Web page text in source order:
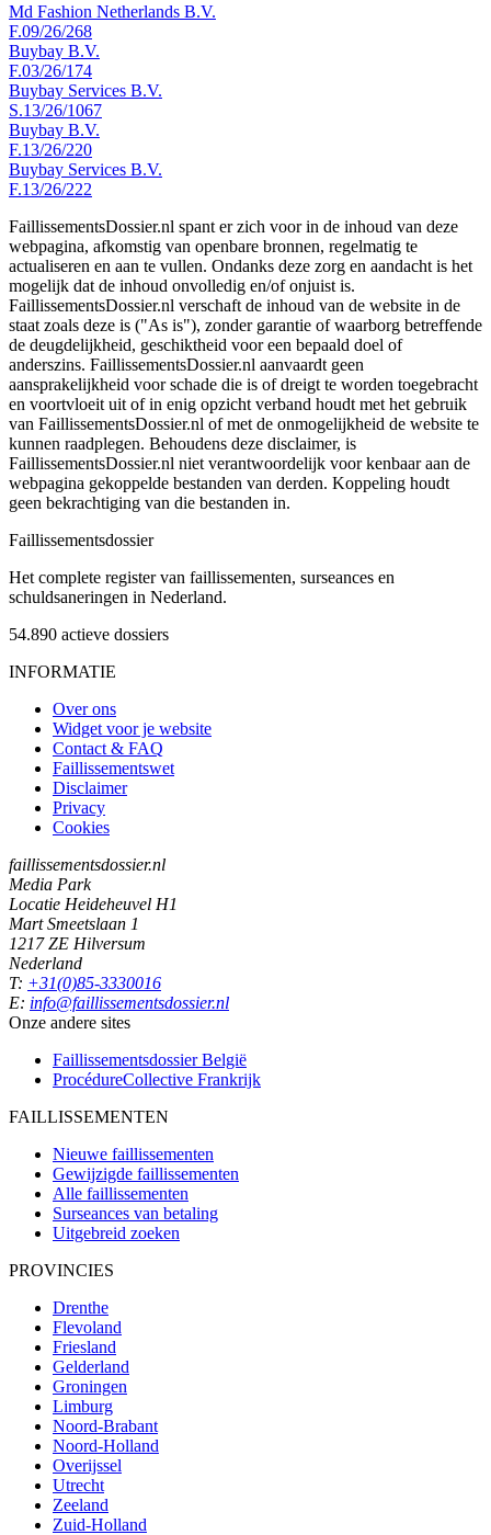
Md Fashion Netherlands B.V.
F.09/26/268
Buybay B.V.
F.03/26/174
Buybay Services B.V.
S.13/26/1067
Buybay B.V.
F.13/26/220
Buybay Services B.V.
F.13/26/222
FaillissementsDossier.nl spant er zich voor in de inhoud van deze
webpagina, afkomstig van openbare bronnen, regelmatig te
actualiseren en aan te vullen. Ondanks deze zorg en aandacht is het
mogelijk dat de inhoud onvolledig en/of onjuist is.
FaillissementsDossier.nl verschaft de inhoud van de website in de
staat zoals deze is ("As is"), zonder garantie of waarborg betreffende
de deugdelijkheid, geschiktheid voor een bepaald doel of
anderszins. FaillissementsDossier.nl aanvaardt geen
aansprakelijkheid voor schade die is of dreigt te worden toegebracht
en voortvloeit uit of in enig opzicht verband houdt met het gebruik
van FaillissementsDossier.nl of met de onmogelijkheid de website te
kunnen raadplegen. Behoudens deze disclaimer, is
FaillissementsDossier.nl niet verantwoordelijk voor kenbaar aan de
webpagina gekoppelde bestanden van derden. Koppeling houdt
geen bekrachtiging van die bestanden in.
Faillissementsdossier
Het complete register van faillissementen, surseances en
schuldsaneringen in Nederland.
54.890 actieve dossiers
INFORMATIE
Over ons
Widget voor je website
Contact & FAQ
Faillissementswet
Disclaimer
Privacy
Cookies
faillissementsdossier.nl
Media Park
Locatie Heideheuvel H1
Mart Smeetslaan 1
1217 ZE Hilversum
Nederland
T: +31(0)85-3330016
E: info@faillissementsdossier.nl
Onze andere sites
Faillissementsdossier België
ProcédureCollective Frankrijk
FAILLISSEMENTEN
Nieuwe faillissementen
Gewijzigde faillissementen
Alle faillissementen
Surseances van betaling
Uitgebreid zoeken
PROVINCIES
Drenthe
Flevoland
Friesland
Gelderland
Groningen
Limburg
Noord-Brabant
Noord-Holland
Overijssel
Utrecht
Zeeland
Zuid-Holland